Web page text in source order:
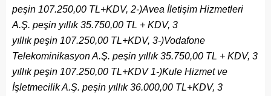
peşin 107.250,00 TL+KDV, 2-)Avea İletişim Hizmetleri
A.Ş. peşin yıllık 35.750,00 TL + KDV, 3
yıllık peşin 107.250,00 TL+KDV, 3-)Vodafone
Telekominikasyon A.Ş. peşin yıllık 35.750,00 TL + KDV, 3
yıllık peşin 107.250,00 TL+KDV 1-)Kule Hizmet ve
İşletmecilik A.Ş. peşin yıllık 36.000,00 TL+KDV, 3